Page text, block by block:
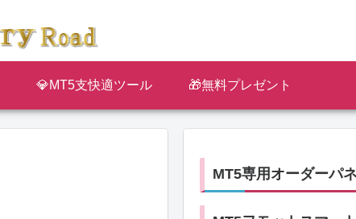
💎MT5支快適ツール 🎁無料プレゼント
MT5専用オーダーパ